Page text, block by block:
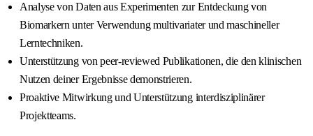
Analyse von Daten aus Experimenten zur Entdeckung von
Biomarkern unter Verwendung multivariater und maschineller
Lerntechniken.
Unterstützung von peer-reviewed Publikationen, die den klinischen
Nutzen deiner Ergebnisse demonstrieren.
Proaktive Mitwirkung und Unterstützung interdisziplinärer
Projektteams.